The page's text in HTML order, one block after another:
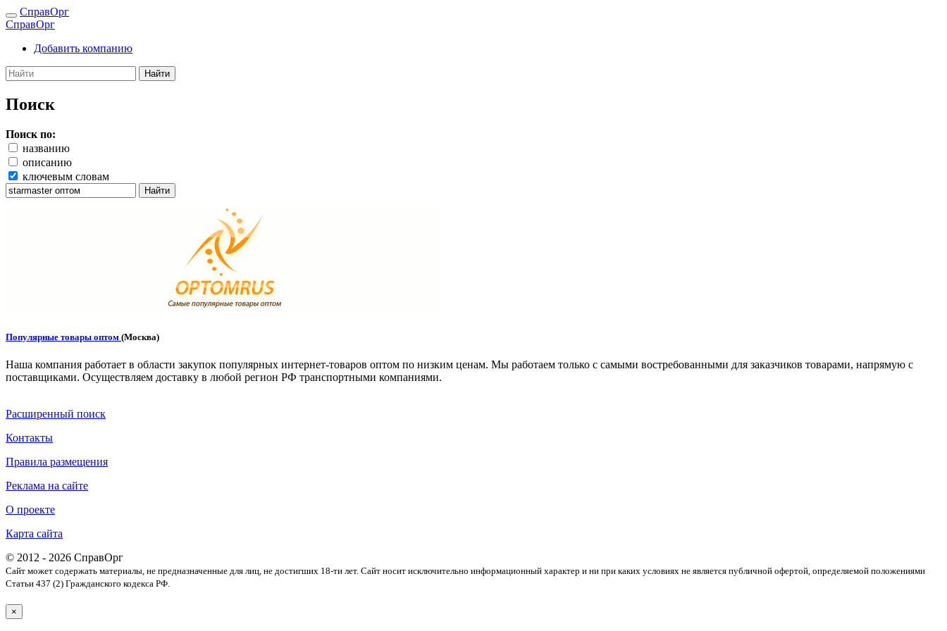
СправОрг
СправОрг
Добавить компанию
Найти
Поиск
Поиск по:
названию
описанию
ключевым словам
Найти
Популярные товары оптом (Москва)
Наша компания работает в области закупок популярных интернет-товаров оптом по низким ценам. Мы работаем только с самыми востребованными для заказчиков товарами, напрямую с
поставщиками. Осуществляем доставку в любой регион РФ транспортными компаниями.
Расширенный поиск
Контакты
Правила размещения
Реклама на сайте
О проекте
Карта сайта
© 2012 - 2026 СправОрг
Сайт может содержать материалы, не предназначенные для лиц, не достигших 18-ти лет. Cайт носит исключительно информационный характер и ни при каких условиях не является публичной офертой, определяемой положениями
Статьи 437 (2) Гражданского кодекса РФ.
×